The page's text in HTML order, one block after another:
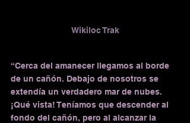
Wikiloc Trak
“Cerca del amanecer llegamos al borde
de un cañón. Debajo de nosotros se
extendía un verdadero mar de nubes.
¡Qué vista! Teníamos que descender al
fondo del cañón, pero al alcanzar la